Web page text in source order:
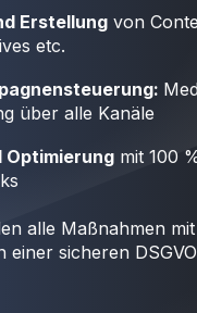
Erstellung von
etc.
über alle Kanäle
Optimierung mit 100
alle Maßnahmen
einer sicheren